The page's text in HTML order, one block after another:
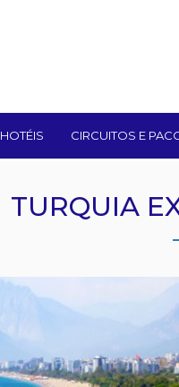
HOTÉIS CIRCUITOS E
TURQUIA